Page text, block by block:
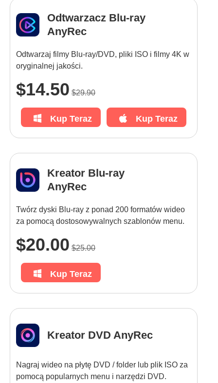
Odtwarzacz Blu-ray
AnyRec
Odtwarzaj filmy Blu-ray/DVD, pliki ISO i filmy 4K w
oryginalnej jakości.
$14.50 $29.90
Kup Teraz Kup Teraz
Kreator Blu-ray
AnyRec
Twórz dyski Blu-ray z ponad 200 formatów wideo
za pomocą dostosowywalnych szablonów menu.
$20.00 $25.00
Kup Teraz
Kreator DVD AnyRec
Nagraj wideo na płytę DVD / folder lub plik ISO za
pomocą popularnych menu i narzędzi DVD.